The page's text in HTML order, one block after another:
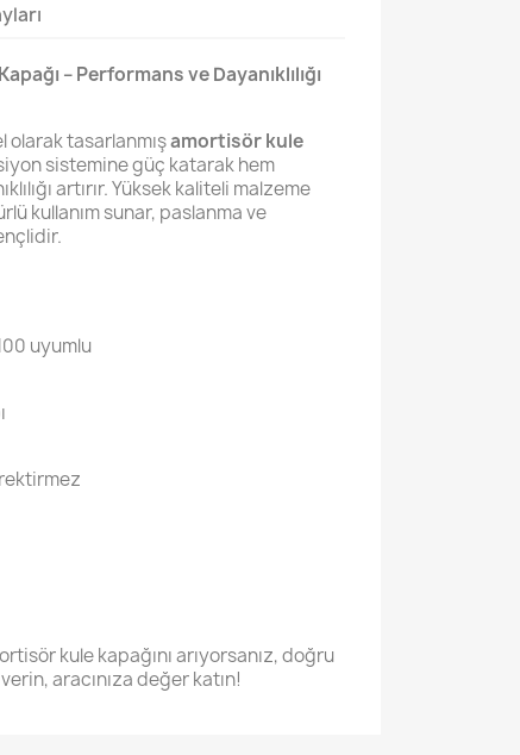
– Performans ve Dayanıklılığı
olarak tasarlanmışamortisör kule
sistemine güç katarak hem
artırır. Yüksek kaliteli malzeme
kullanım sunar, paslanma ve
uyumlu
kule kapağını arıyorsanız, doğru
aracınıza değer katın!